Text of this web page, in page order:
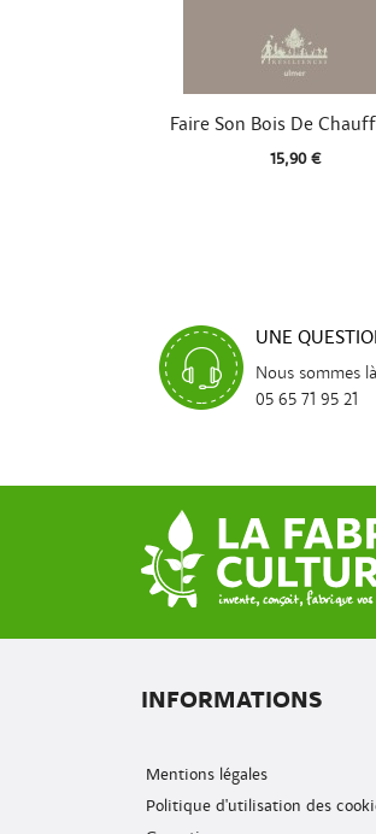
 Aperçu rapide
Faire Son Bois De
15,90 €
UNE
Nous sommes
05 65 71 95 21
INFORMATIONS
Mentions légales
Politique d'utilisation des